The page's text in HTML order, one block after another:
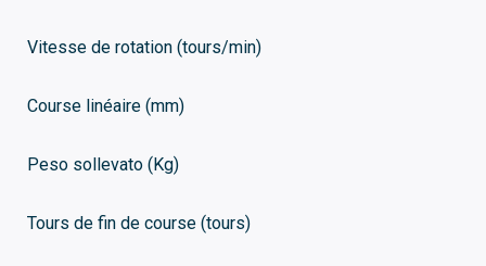
Vitesse de rotation (tours/min)
Course linéaire (mm)
Peso sollevato (Kg)
Tours de fin de course (tours)